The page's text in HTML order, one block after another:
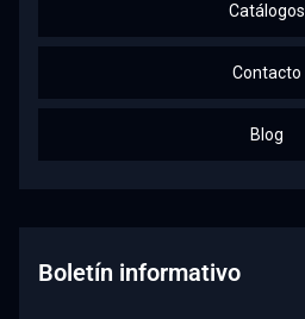
Catálogos
Contacto
Blog
Boletín informativo